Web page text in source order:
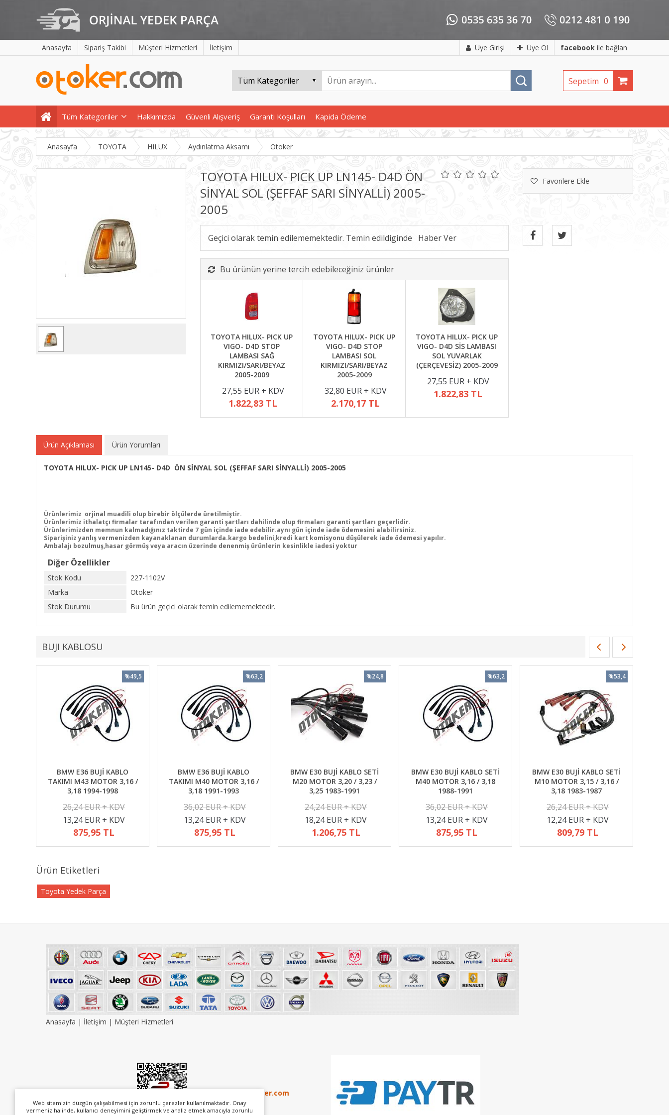
Anasayfa Sipariş Takibi Müşteri Hizmetleri İletişim Üye Girişi Üye Ol facebook ile bağlan
Sepetim 0
Tüm Kategoriler Hakkımızda Güvenli Alışveriş Garanti Koşulları Kapida Ödeme
Web sitemizin düzgün çalışabilmesi için zorunlu çerezler kullanılmaktadır. Onay
vermeniz halinde, kullanıcı deneyimini geliştirmek ve analiz etmek amacıyla zorunlu
Anasayfa TOYOTA HILUX Aydınlatma Aksamı Otoker
TOYOTA HILUX- PICK UP LN145- D4D ÖN
SİNYAL SOL (ŞEFFAF SARI SİNYALLİ) 2005-
2005
Favorilere Ekle
Geçici olarak temin edilememektedir. Temin edildiginde
Bu ürünün yerine tercih edebileceğiniz ürünler
TOYOTA HILUX- PICK UP
VIGO- D4D STOP
LAMBASI SAĞ
KIRMIZI/SARI/BEYAZ
2005-2009
27,55 EUR + KDV
1.822,83 TL
TOYOTA HILUX- PICK UP
VIGO- D4D STOP
LAMBASI SOL
KIRMIZI/SARI/BEYAZ
2005-2009
32,80 EUR + KDV
2.170,17 TL
TOYOTA HILUX- PICK UP
VIGO- D4D SİS LAMBASI
SOL YUVARLAK
(ÇERÇEVESİZ) 2005-2009
27,55 EUR + KDV
1.822,83 TL
Ürün Açıklaması Ürün Yorumları
TOYOTA HILUX- PICK UP LN145- D4D ÖN SİNYAL SOL (ŞEFFAF SARI SİNYALLİ) 2005-2005
Ürünlerimiz orjinal muadili olup birebir ölçülerde üretilmiştir.
Ürünlerimiz ithalatçı firmalar tarafından verilen garanti şartları dahilinde olup firmaları garanti şartları geçerlidir.
Ürünlerimizden memnun kalmadığınız taktirde 7 gün içinde iade edebilir.aynı gün içinde iade ödemesini alabilirsiniz.
Siparişiniz yanlış vermenizden kayanaklanan durumlarda.kargo bedelini,kredi kart komisyonu düşülerek iade ödemesi yapılır.
Ambalajı bozulmuş,hasar görmüş veya aracın üzerinde denenmiş ürünlerin kesinlikle iadesi yoktur
Diğer Özellikler
Stok Kodu
227-1102V
Marka
Otoker
Stok Durumu
Bu ürün geçici olarak temin edilememektedir.
BUJI KABLOSU
BMW E36 BUJİ KABLO
TAKIMI M43 MOTOR 3,16 /
3,18 1994-1998
26,24 EUR + KDV
13,24 EUR + KDV
875,95 TL
%49,5
BMW E36 BUJİ KABLO
TAKIMI M40 MOTOR 3,16 /
3,18 1991-1993
36,02 EUR + KDV
13,24 EUR + KDV
875,95 TL
%63,2
BMW E30 BUJİ KABLO SETİ
M20 MOTOR 3,20 / 3,23 /
3,25 1983-1991
24,24 EUR + KDV
18,24 EUR + KDV
1.206,75 TL
%24,8
BMW E30 BUJİ KABLO SETİ
M40 MOTOR 3,16 / 3,18
1988-1991
36,02 EUR + KDV
13,24 EUR + KDV
875,95 TL
%63,2
BMW E30 BUJİ KABLO SETİ
M10 MOTOR 3,15 / 3,16 /
3,18 1983-1987
26,24 EUR + KDV
12,24 EUR + KDV
809,79 TL
%53,4
Ürün Etiketleri
Toyota Yedek Parça
Anasayfa | İletişim | Müşteri Hizmetleri
info@otoker.com